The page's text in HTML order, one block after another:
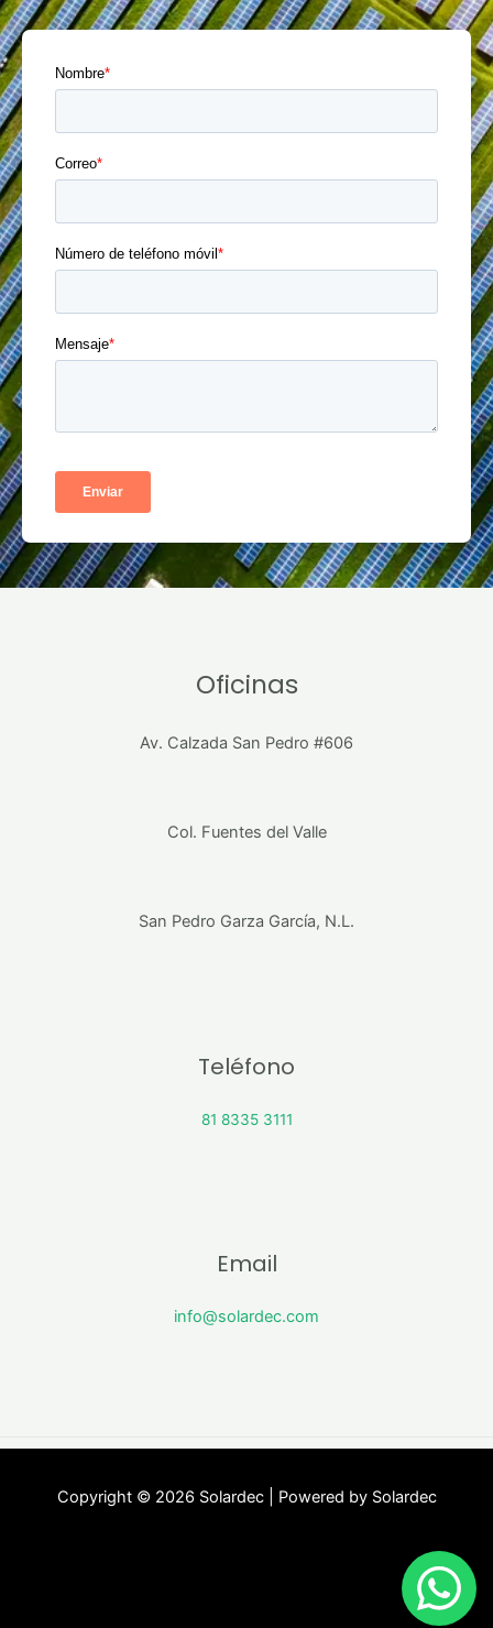
Oficinas
Av. Calzada San Pedro #606
Col. Fuentes del Valle
San Pedro Garza García, N.L.
Teléfono
81 8335 3111
Email
info@solardec.com
Copyright © 2026 Solardec | Powered by Solardec